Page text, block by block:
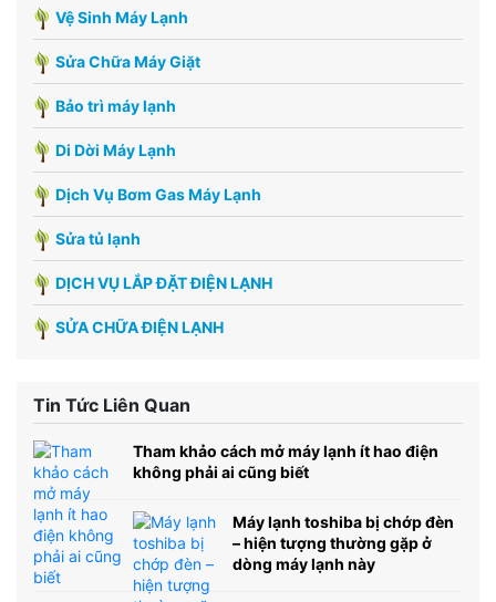
Vệ Sinh Máy Lạnh
Sửa Chữa Máy Giặt
Bảo trì máy lạnh
Di Dời Máy Lạnh
Dịch Vụ Bơm Gas Máy Lạnh
Sửa tủ lạnh
DỊCH VỤ LẮP ĐẶT ĐIỆN LẠNH
SỬA CHỮA ĐIỆN LẠNH
Tin Tức Liên Quan
Tham khảo cách mở máy lạnh ít hao điện
không phải ai cũng biết
Máy lạnh toshiba bị chớp đèn
– hiện tượng thường gặp ở
dòng máy lạnh này